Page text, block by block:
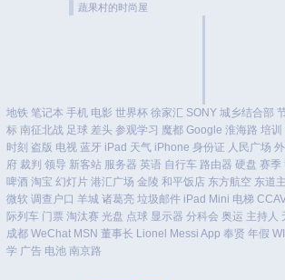
蔬果村的时尚屋
地铁 笔记本 手机 电影 世界杯 徐家汇 SONY 城乡结合部
标 南征北战 足球 差头 参观学习 魔都 Google 淮海路 培训
时刻 盗版 电视 蓝牙 iPad 天气 iPhone 身份证 人民广场
府 裁判 领导 新客站 服务器 英语 自行车 路由器 硬盘 赛季
啤酒 淘宝 幻灯片 港汇广场 金陵 和平饭店 东方航空 东道主
微软 调查户口 羊城 诸葛亮 垃圾邮件 iPad Mini 电梯
际列车 门票 淘汰赛 光盘 点球 显示器 分科会 奥运 主持人
成都 WeChat MSN 董事长 Lionel Messi App 奉贤 年假
学 广告 电池 南京路